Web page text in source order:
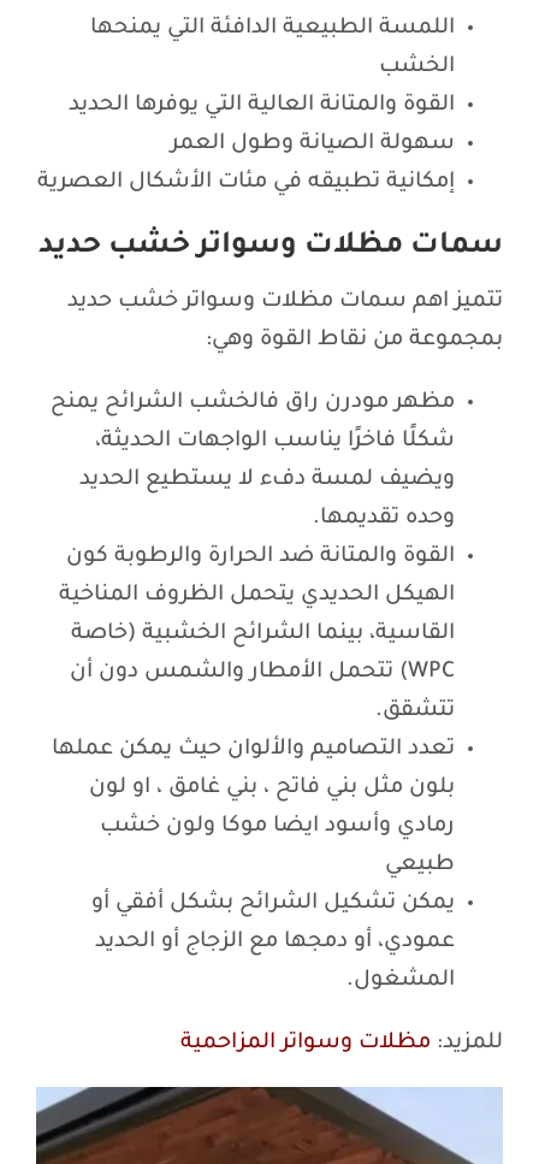
اللمسة الطبيعية الدافئة التي يمنحها
الخشب
القوة والمتانة العالية التي يوفرها الحديد
سهولة الصيانة وطول العمر
إمكانية تطبيقه في مئات الأشكال العصرية
سمات مظلات وسواتر خشب حديد
تتميز اهم سمات مظلات وسواتر خشب حديد
بمجموعة من نقاط القوة وهي:
مظهر مودرن راق فالخشب الشرائح يمنح
شكلًا فاخرًا يناسب الواجهات الحديثة،
ويضيف لمسة دفء لا يستطيع الحديد
وحده تقديمها.
القوة والمتانة ضد الحرارة والرطوبة كون
الهيكل الحديدي يتحمل الظروف المناخية
القاسية، بينما الشرائح الخشبية (خاصة
WPC) تتحمل الأمطار والشمس دون أن
تتشقق.
تعدد التصاميم والألوان حيث يمكن عملها
بلون مثل بني فاتح ، بني غامق ، او لون
رمادي وأسود ايضا موكا ولون خشب
طبيعي
يمكن تشكيل الشرائح بشكل أفقي أو
عمودي، أو دمجها مع الزجاج أو الحديد
المشغول.
للمزيد: مظلات وسواتر المزاحمية